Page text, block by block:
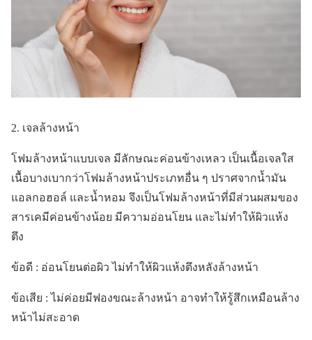
2. เจลล้างหน้า
โฟมล้างหน้าแบบเจล มีลักษณะค่อนข้างเหลว เป็นเนื้อเจลใส
เนื้อบางเบากว่าโฟมล้างหน้าประเภทอื่น ๆ ปราศจากน้ำมัน
แอลกอฮอล์ และน้ำหอม จึงเป็นโฟมล้างหน้าที่มีส่วนผสมของ
สารเคมีค่อนข้างน้อย มีความอ่อนโยน และไม่ทำให้ผิวแห้ง
ตึง
ข้อดี : อ่อนโยนต่อผิว ไม่ทำให้ผิวแห้งตึงหลังล้างหน้า
ข้อเสีย : ไม่ค่อยมีฟองขณะล้างหน้า อาจทำให้รู้สึกเหมือนล้าง
หน้าไม่สะอาด